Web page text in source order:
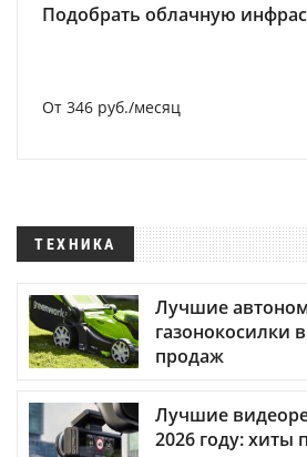
Подобрать облачную
От 346 руб./месяц
ТЕХНИКА
Лучшие
газонокосилки
продаж
Лучшие
2026 году: хиты